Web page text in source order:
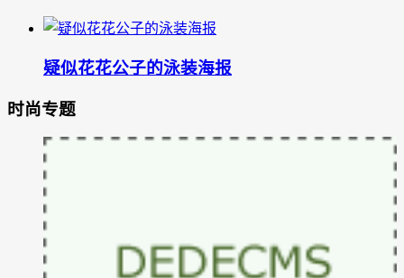
疑似花花公子的泳装海报
时尚专题